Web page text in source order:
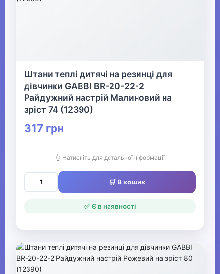
▶
Білизна
▶
Спецодяг
▶
Прикраси
Штани теплі дитячі на резинці для
дівчинки GABBI BR-20-22-2
Райдужний настрій Малиновий на
зріст 74 (12390)
317 грн
👆 Натисніть для детальної інформації
🛒 В кошик
✅ Є в наявності